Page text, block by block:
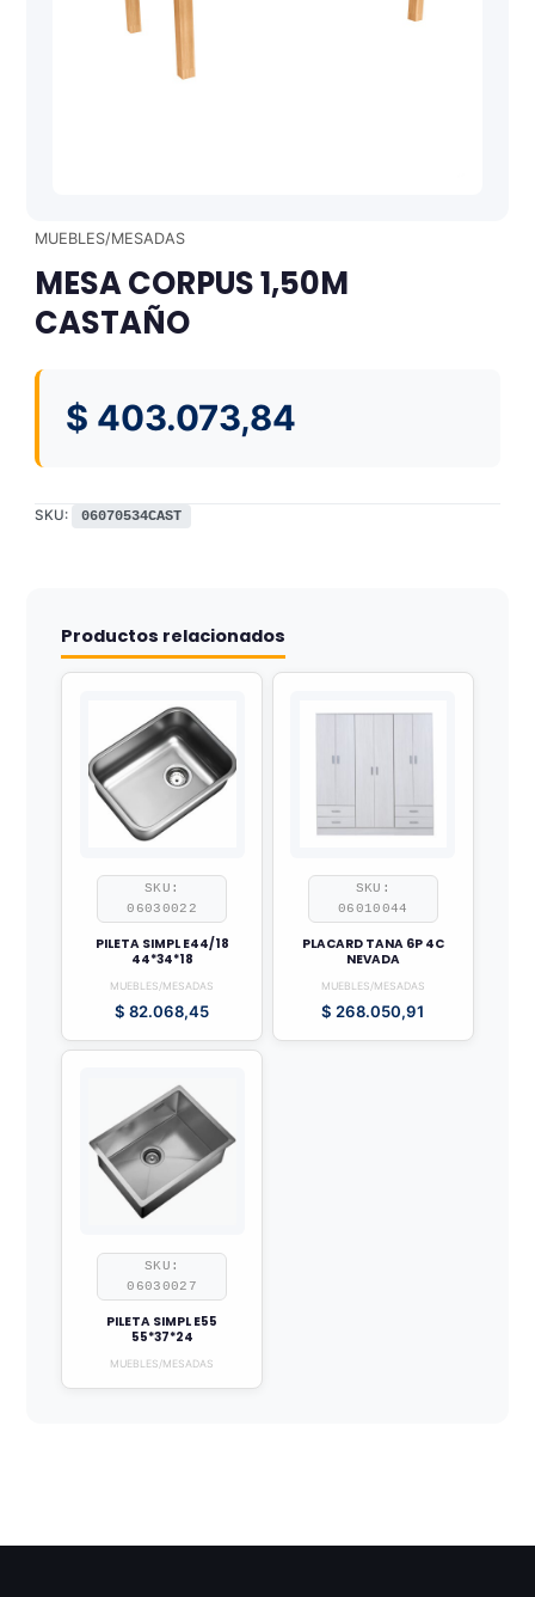
MUEBLES/MESADAS
MESA CORPUS 1,50M
CASTAÑO
$ 403.073,84
SKU: 06070534CAST
Productos relacionados
SKU:
06030022
PILETA SIMPL E44/18
44*34*18
MUEBLES/MESADAS
$ 82.068,45
SKU:
06010044
PLACARD TANA 6P 4C
NEVADA
MUEBLES/MESADAS
$ 268.050,91
SKU:
06030027
PILETA SIMPL E55
55*37*24
MUEBLES/MESADAS